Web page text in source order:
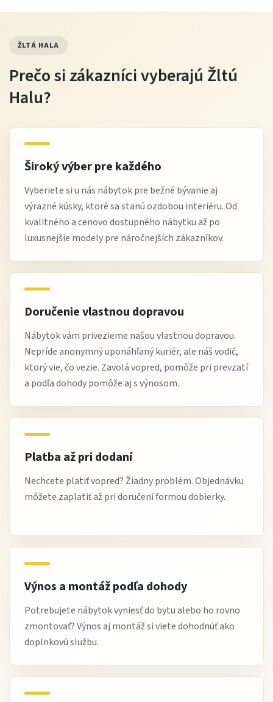
ŽLTÁ HALA
Prečo si zákazníci vyberajú Žltú
Halu?
Široký výber pre každého
Vyberiete si u nás nábytok pre bežné bývanie aj
výrazné kúsky, ktoré sa stanú ozdobou interiéru. Od
kvalitného a cenovo dostupného nábytku až po
luxusnejšie modely pre náročnejších zákazníkov.
Doručenie vlastnou dopravou
Nábytok vám privezieme našou vlastnou dopravou.
Nepríde anonymný uponáhľaný kuriér, ale náš vodič,
ktorý vie, čo vezie. Zavolá vopred, pomôže pri prevzatí
a podľa dohody pomôže aj s výnosom.
Platba až pri dodaní
Nechcete platiť vopred? Žiadny problém. Objednávku
môžete zaplatiť až pri doručení formou dobierky.
Výnos a montáž podľa dohody
Potrebujete nábytok vyniesť do bytu alebo ho rovno
zmontovať? Výnos aj montáž si viete dohodnúť ako
doplnkovú službu.